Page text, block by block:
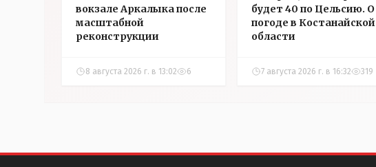
вокзале Аркалыка после
масштабной
реконструкции
8 августа 2026 г. в 13:02 6
будет 40 по Цельсию. О
погоде в Костанайской
области
7 августа 2026 г. в 16:32 319